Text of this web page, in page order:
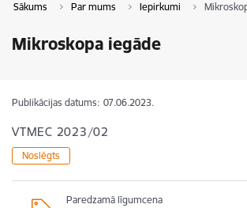
Sākums Par mums Iepirkumi
Mikroskopa iegāde
Publikācijas datums: 07.06.2023.
VTMEC 2023/02
Noslēgts
Paredzamā līgumcena